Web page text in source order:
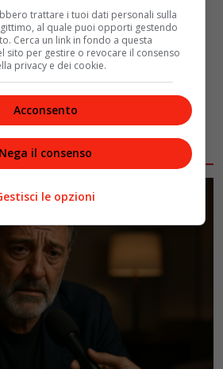
trattare i tuoi dati personali sulla
al quale puoi opporti gestendo
Cerca un link in fondo a questa
sito per gestire o revocare il consenso
privacy e dei cookie.
Acconsento
Nega il consenso
le opzioni